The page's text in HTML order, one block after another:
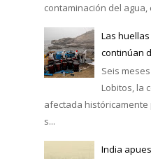
contaminación del agua,
Las
continúan
Seis
Lobitos, la
afectada
s...
India